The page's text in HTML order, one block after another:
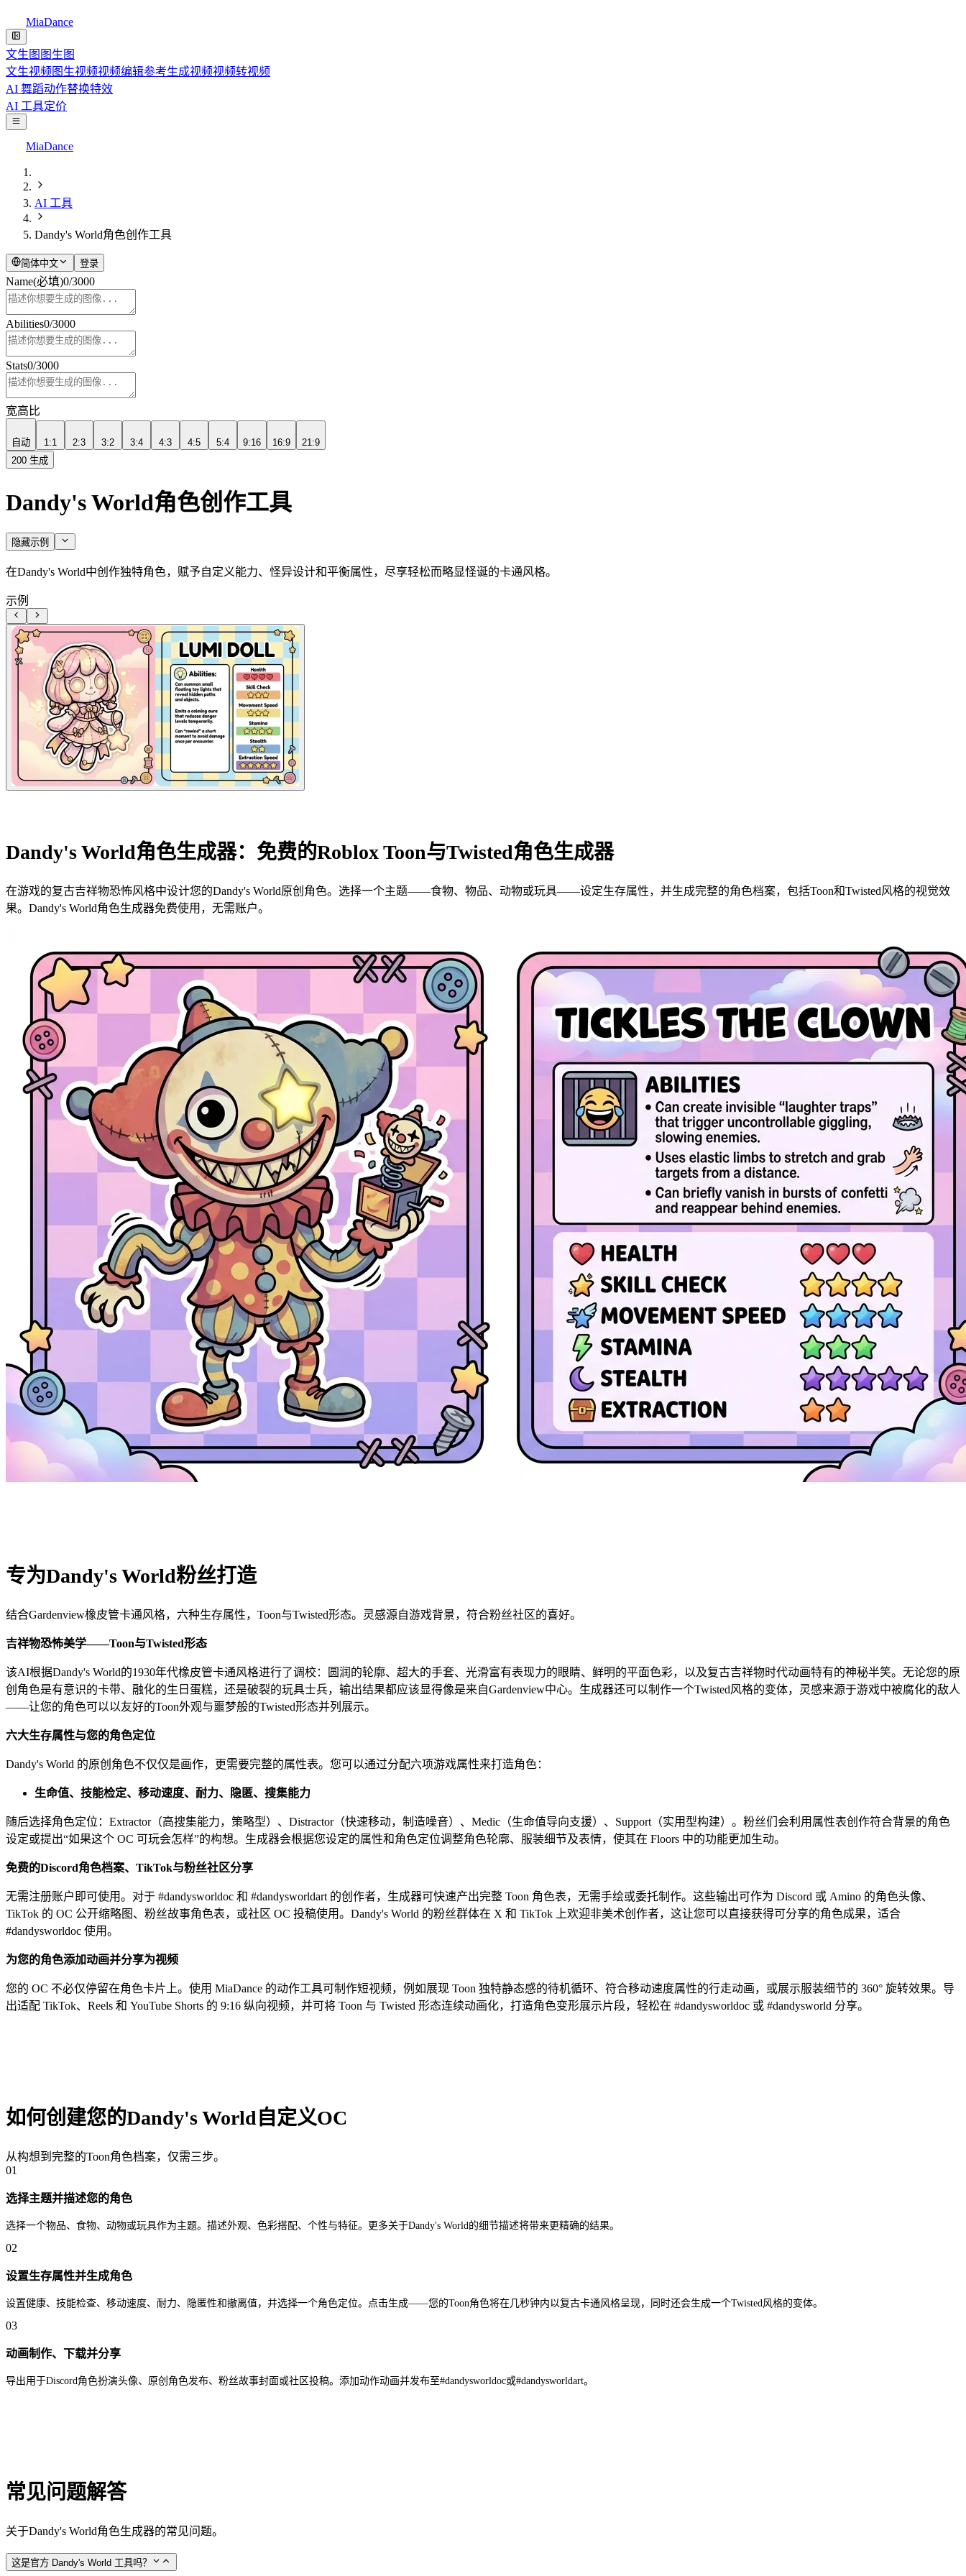
MiaDance
文生图 图生图
文生视频 图生视频视频编辑参考生成视频视频转视频
AI 舞蹈动作替换特效
AI 工具定价
MiaDance
AI 工具
Dandy's World角色创作工具
简体中文 登录
Name(必填)0/3000
Abilities0/3000
Stats0/3000
宽高比
自动 1:1 2:3 3:2 3:4 4:3 4:5 5:4 9:16 16:9
21:9
200 生成
Dandy's World角色创作工具
隐藏示例
在Dandy's World中创作独特角色，赋予自定义能力、怪异设计和平衡属性，尽享轻松而略显怪诞的卡通风格。
示例
Dandy's World角色生成器：免费的Roblox Toon与Twisted角色生成器
在游戏的复古吉祥物恐怖风格中设计您的Dandy's World原创角色。选择一个主题——食物、物品、动物或玩具——设定生存属性，并生成完整的角色档案，包括Toon和Twisted风格的视觉效
果。Dandy's World角色生成器免费使用，无需账户。
专为Dandy's World粉丝打造
结合Gardenview橡皮管卡通风格，六种生存属性，Toon与Twisted形态。灵感源自游戏背景，符合粉丝社区的喜好。
吉祥物恐怖美学——Toon与Twisted形态
该AI根据Dandy's World的1930年代橡皮管卡通风格进行了调校：圆润的轮廓、超大的手套、光滑富有表现力的眼睛、鲜明的平面色彩，以及复古吉祥物时代动画特有的神秘半笑。无论您的原
创角色是有意识的卡带、融化的生日蛋糕，还是破裂的玩具士兵，输出结果都应该显得像是来自Gardenview中心。生成器还可以制作一个Twisted风格的变体，灵感来源于游戏中被腐化的敌人
——让您的角色可以以友好的Toon外观与噩梦般的Twisted形态并列展示。
六大生存属性与您的角色定位
Dandy's World 的原创角色不仅仅是画作，更需要完整的属性表。您可以通过分配六项游戏属性来打造角色：
生命值、技能检定、移动速度、耐力、隐匿、搜集能力
随后选择角色定位：Extractor（高搜集能力，策略型）、Distractor（快速移动，制造噪音）、Medic（生命值导向支援）、Support（实用型构建）。粉丝们会利用属性表创作符合背景的角色
设定或提出“如果这个 OC 可玩会怎样”的构想。生成器会根据您设定的属性和角色定位调整角色轮廓、服装细节及表情，使其在 Floors 中的功能更加生动。
免费的Discord角色档案、TikTok与粉丝社区分享
无需注册账户即可使用。对于 #dandysworldoc 和 #dandysworldart 的创作者，生成器可快速产出完整 Toon 角色表，无需手绘或委托制作。这些输出可作为 Discord 或 Amino 的角色头像、
TikTok 的 OC 公开缩略图、粉丝故事角色表，或社区 OC 投稿使用。Dandy's World 的粉丝群体在 X 和 TikTok 上欢迎非美术创作者，这让您可以直接获得可分享的角色成果，适合
#dandysworldoc 使用。
为您的角色添加动画并分享为视频
您的 OC 不必仅停留在角色卡片上。使用 MiaDance 的动作工具可制作短视频，例如展现 Toon 独特静态感的待机循环、符合移动速度属性的行走动画，或展示服装细节的 360° 旋转效果。导
出适配 TikTok、Reels 和 YouTube Shorts 的 9:16 纵向视频，并可将 Toon 与 Twisted 形态连续动画化，打造角色变形展示片段，轻松在 #dandysworldoc 或 #dandysworld 分享。
如何创建您的Dandy's World自定义OC
从构想到完整的Toon角色档案，仅需三步。
01
选择主题并描述您的角色
选择一个物品、食物、动物或玩具作为主题。描述外观、色彩搭配、个性与特征。更多关于Dandy's World的细节描述将带来更精确的结果。
02
设置生存属性并生成角色
设置健康、技能检查、移动速度、耐力、隐匿性和撤离值，并选择一个角色定位。点击生成——您的Toon角色将在几秒钟内以复古卡通风格呈现，同时还会生成一个Twisted风格的变体。
03
动画制作、下载并分享
导出用于Discord角色扮演头像、原创角色发布、粉丝故事封面或社区投稿。添加动作动画并发布至#dandysworldoc或#dandysworldart。
常见问题解答
关于Dandy's World角色生成器的常见问题。
这是官方 Dandy's World 工具吗？